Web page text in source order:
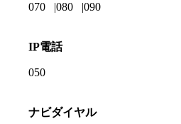
070 080 090
IP電話
050
ナビダイヤル